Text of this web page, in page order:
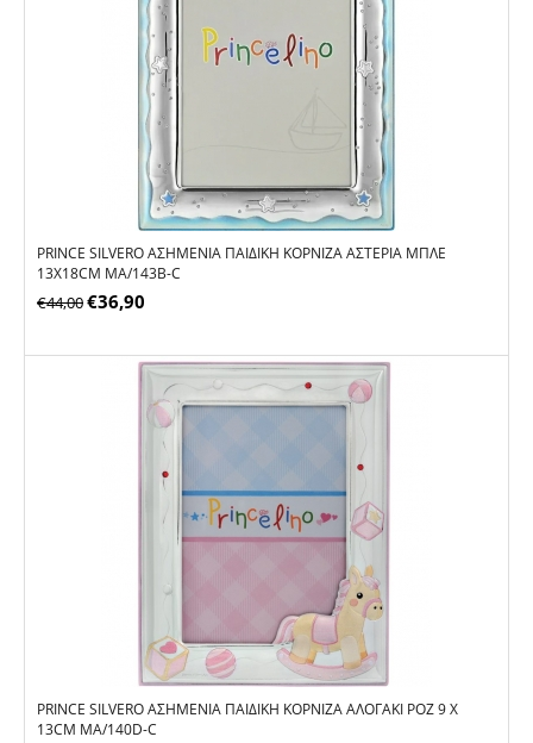
PRINCE SILVERO ΑΣΗΜΈΝΙΑ ΠΑΙΔΙΚΉ ΚΟΡΝΊΖΑ ΑΣΤΈΡΙΑ ΜΠΛΕ
13X18CM MA/143B-C
€44,00€36,90
PRINCE SILVERO ΑΣΗΜΈΝΙΑ ΠΑΙΔΙΚΉ ΚΟΡΝΊΖΑ ΑΛΟΓΆΚΙ ΡΟΖ 9 X
13CM MA/140D-C